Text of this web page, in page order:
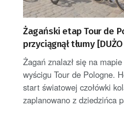
Żagański etap Tour de
przyciągnął tłumy [DUŻO
Żagań znalazł się na
wyścigu Tour de Pologne.
start światowej czołówki
zaplanowano z dziedzińca